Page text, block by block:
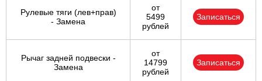
Рулевые тяги (лев+прав)
- Замена
от
5499
рублей
Записаться
Рычаг задней подвески -
Замена
от
14799
рублей
Записаться